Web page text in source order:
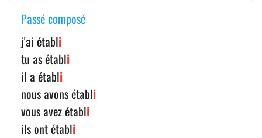
Passé composé
j'ai établi
tu as établi
il a établi
nous avons établi
vous avez établi
ils ont établi